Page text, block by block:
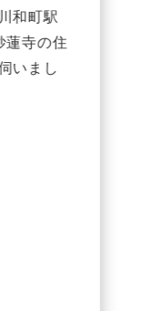
和町駅
蓮寺の住
いまし